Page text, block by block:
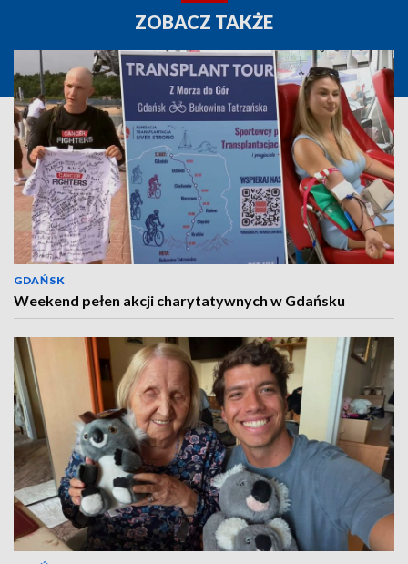
ZOBACZ TAKŻE
GDAŃSK
Weekend pełen akcji charytatywnych w Gdańsku